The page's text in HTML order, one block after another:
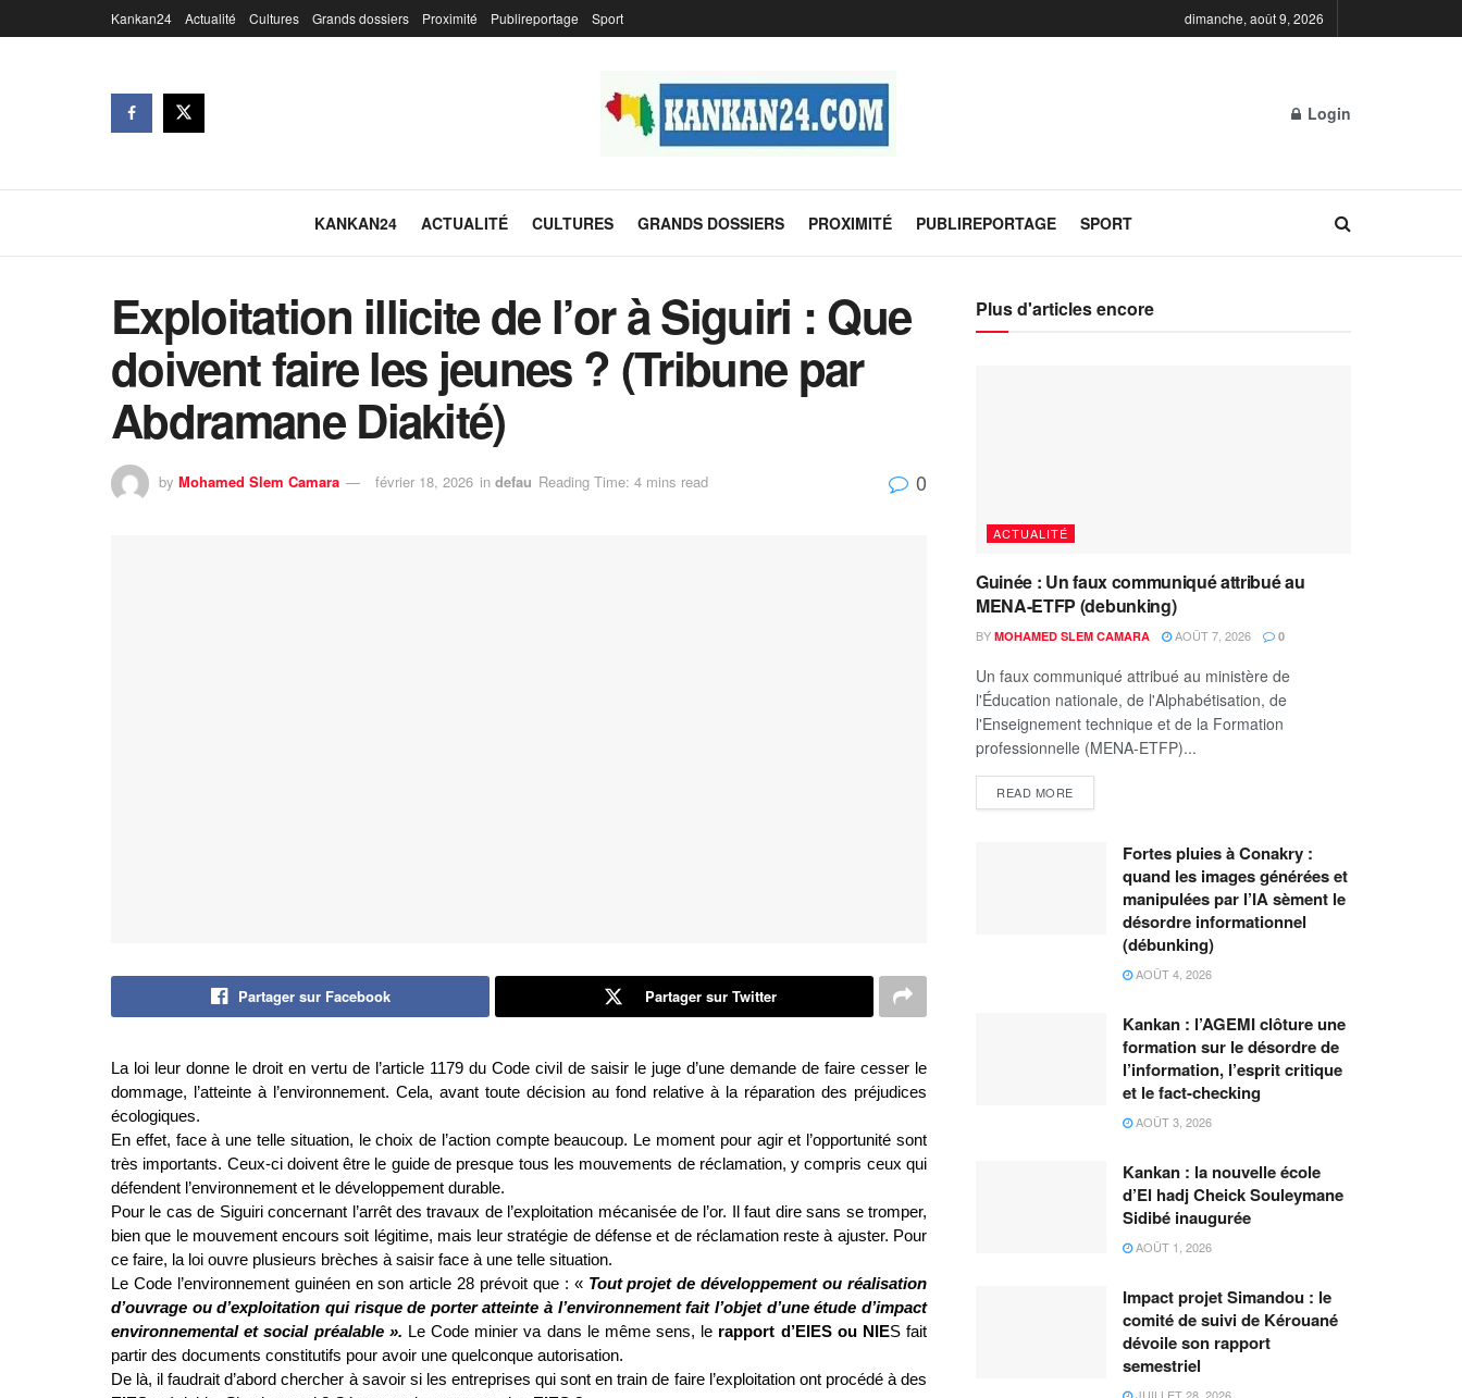
Kankan24 Actualité Cultures Grands dossiers Proximité Publireportage Sport dimanche, août 9, 2026
Login
KANKAN24 ACTUALITÉ CULTURES GRANDS DOSSIERS PROXIMITÉ PUBLIREPORTAGE SPORT
Exploitation illicite de l’or à Siguiri : Que
doivent faire les jeunes ? (Tribune par
Abdramane Diakité)
by Mohamed Slem Camara février 18, 2026 in defau Reading Time: 4 mins read 0
Partager sur Facebook Partager sur Twitter
La loi leur donne le droit en vertu de l’article 1179 du Code civil de saisir le juge d’une demande de faire cesser le
dommage, l’atteinte à l’environnement. Cela, avant toute décision au fond relative à la réparation des préjudices
écologiques.
En effet, face à une telle situation, le choix de l’action compte beaucoup. Le moment pour agir et l’opportunité sont
très importants. Ceux-ci doivent être le guide de presque tous les mouvements de réclamation, y compris ceux qui
défendent l’environnement et le développement durable.
Pour le cas de Siguiri concernant l’arrêt des travaux de l’exploitation mécanisée de l’or. Il faut dire sans se tromper,
bien que le mouvement encours soit légitime, mais leur stratégie de défense et de réclamation reste à ajuster. Pour
ce faire, la loi ouvre plusieurs brèches à saisir face à une telle situation.
Le Code l’environnement guinéen en son article 28 prévoit que : « Tout projet de développement ou réalisation
d’ouvrage ou d’exploitation qui risque de porter atteinte à l’environnement fait l’objet d’une étude d’impact
environnemental et social préalable ». Le Code minier va dans le même sens, le rapport d’EIES ou NIES fait
partir des documents constitutifs pour avoir une quelconque autorisation.
De là, il faudrait d’abord chercher à savoir si les entreprises qui sont en train de faire l’exploitation ont procédé à des
Plus d'articles encore
ACTUALITÉ
Guinée : Un faux communiqué attribué au
MENA-ETFP (debunking)
BY MOHAMED SLEM CAMARA AOÛT 7, 2026 0
Un faux communiqué attribué au ministère de
l'Éducation nationale, de l'Alphabétisation, de
l'Enseignement technique et de la Formation
professionnelle (MENA-ETFP)...
READ MORE
Fortes pluies à Conakry :
quand les images générées et
manipulées par l’IA sèment le
désordre informationnel
(débunking)
AOÛT 4, 2026
Kankan : l’AGEMI clôture une
formation sur le désordre de
l’information, l’esprit critique
et le fact-checking
AOÛT 3, 2026
Kankan : la nouvelle école
d’El hadj Cheick Souleymane
Sidibé inaugurée
AOÛT 1, 2026
Impact projet Simandou : le
comité de suivi de Kérouané
dévoile son rapport
semestriel
JUILLET 28, 2026